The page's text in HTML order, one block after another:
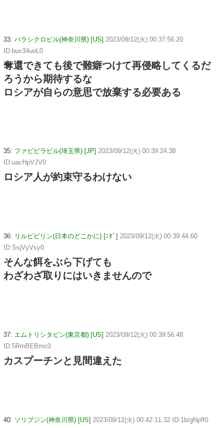
33: バラシクロビル(神奈川県) [US] 2023/09/12(火) 00:37:56.20
ID:buv34uoL0
奪還できても後で難癖つけて再侵略してくるだ
ろうから期待するな
ロシアが自らの意思で放棄する必要ある
35: ファビピラビル(埼玉県) [JP] 2023/09/12(火) 00:39:24.38
ID:uacHpVJV0
ロシア人が約束守るわけない
36: リルピビリン(日本のどこかに) [ﾆﾀﾞ] 2023/09/12(火) 00:39:44.60
ID:SsjVyVsy0
そんな餌をぶら下げても
わざわざ取りにはいきませんので
37: エムトリシタビン(東京都) [US] 2023/09/12(火) 00:39:56.48
ID:5RmBEBmc0
カスプーチンと見間違えた
40: ソリブジン(神奈川県) [US] 2023/09/12(火) 00:42:11.32 ID:1b/gNpff0